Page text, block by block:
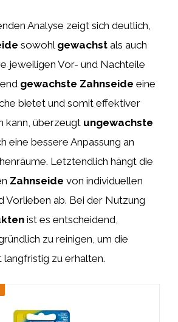
Analyse zeigt sich deutlich,
sowohl gewachst als auch
jeweiligen Vor- und Nachteile
gewachste Zahnseide eine
bietet und somit effektiver
kann, überzeugt ungewachste
eine bessere Anpassung an
Letztendlich hängt die
Zahnseide von individuellen
Vorlieben ab. Bei der Nutzung
ist es entscheidend,
zu reinigen, um die
zu erhalten.